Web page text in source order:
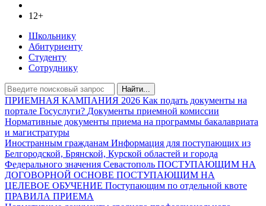
12+
Школьнику
Абитуриенту
Студенту
Сотруднику
Найти...
ПРИЕМНАЯ КАМПАНИЯ 2026 Как подать документы на
портале Госуслуги? Документы приемной комиссии
Нормативные документы приема на программы бакалавриата
и магистратуры
Иностранным гражданам Информация для поступающих из
Белгородской, Брянской, Курской областей и города
Федерального значения Севастополь ПОСТУПАЮЩИМ НА
ДОГОВОРНОЙ ОСНОВЕ ПОСТУПАЮЩИМ НА
ЦЕЛЕВОЕ ОБУЧЕНИЕ Поступающим по отдельной квоте
ПРАВИЛА ПРИЕМА